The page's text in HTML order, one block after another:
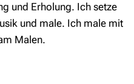
und Erholung. Ich setze
und male. Ich male mit
Malen.